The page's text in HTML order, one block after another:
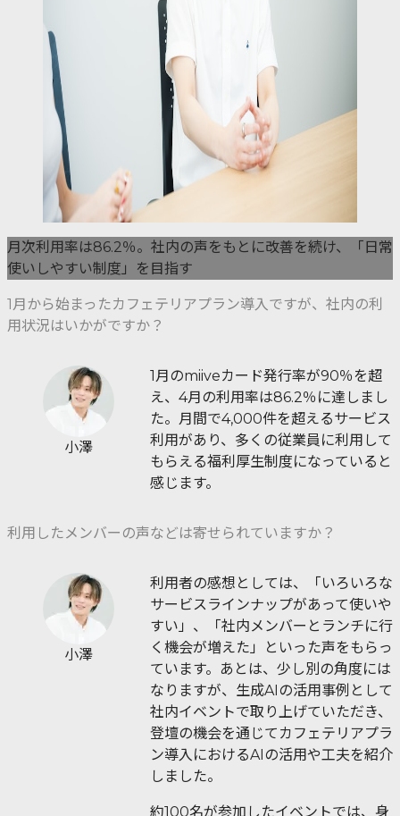
月次利用率は86.2％。社内の声をもとに改善を続け、「日常
使いしやすい制度」を目指す
1月から始まったカフェテリアプラン導入ですが、社内の利
用状況はいかがですか？
小澤
1月のmiiveカード発行率が90％を超
え、4月の利用率は86.2％に達しまし
た。月間で4,000件を超えるサービス
利用があり、多くの従業員に利用して
もらえる福利厚生制度になっていると
感じます。
利用したメンバーの声などは寄せられていますか？
小澤
利用者の感想としては、「いろいろな
サービスラインナップがあって使いや
すい」、「社内メンバーとランチに行
く機会が増えた」といった声をもらっ
ています。あとは、少し別の角度には
なりますが、生成AIの活用事例として
社内イベントで取り上げていただき、
登壇の機会を通じてカフェテリアプラ
ン導入におけるAIの活用や工夫を紹介
しました。
約100名が参加したイベントでは、身